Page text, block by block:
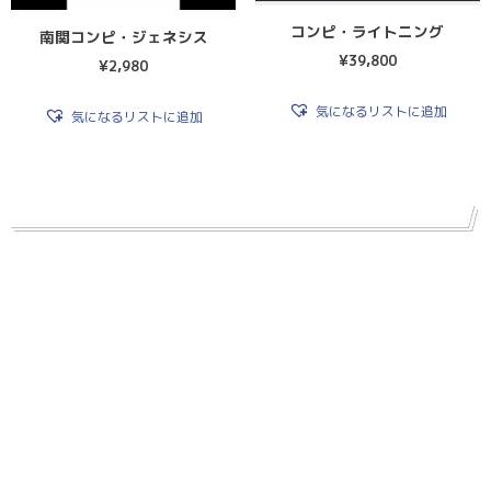
南関コンピ・ジェネシス
¥2,980
気になるリストに追加
コンピ・ライトニング
¥39,800
気になるリストに追加